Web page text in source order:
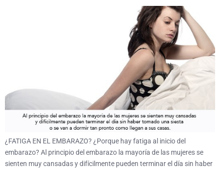
¿FATIGA EN EL EMBARAZO? ¿Porque hay fatiga al inicio del
embarazo? Al principio del embarazo la mayoría de las mujeres se
sienten muy cansadas y difícilmente pueden terminar el día sin haber